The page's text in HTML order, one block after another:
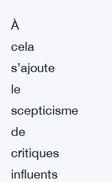
À
cela
s’ajoute
le
scepticisme
de
critiques
influents